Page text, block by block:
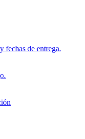
fechas de entrega.